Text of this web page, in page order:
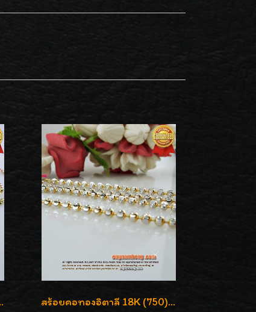
ายละเอียดเงาวิบวับค่ะ สร้อยคอทองอิตาลี 18K (750) ลายยินตันแกะมูนคัดสวย ลายนี้เงามากๆค่ะ ใส่ทนแข็งแรง